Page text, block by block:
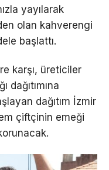
yayılarak
olan kahverengi
başlattı.
karşı, üreticiler
dağıtımına
dağıtım İzmir
çiftçinin emeği